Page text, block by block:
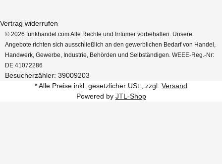
Vertrag widerrufen
© 2026 funkhandel.com Alle Rechte und Irrtümer vorbehalten. Unsere
Angebote richten sich ausschließlich an den gewerblichen Bedarf von Handel,
Handwerk, Gewerbe, Industrie, Behörden und Selbständigen. WEEE-Reg.-Nr:
DE 41072286
Besucherzähler: 39009203
* Alle Preise inkl. gesetzlicher USt., zzgl. Versand
Powered by JTL-Shop